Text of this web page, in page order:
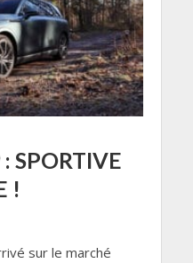
SPORTIVE
!
sur le marché